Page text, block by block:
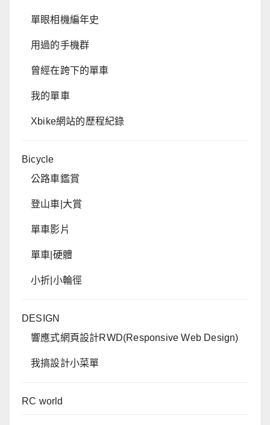
單眼相機編年史
用過的手機群
曾經在跨下的單車
我的單車
Xbike網站的歷程紀錄
Bicycle
公路車鑑賞
登山車|大賞
單車影片
單車|硬體
小折|小輪徑
DESIGN
響應式網頁設計RWD(Responsive Web Design)
我搞設計小菜單
RC world